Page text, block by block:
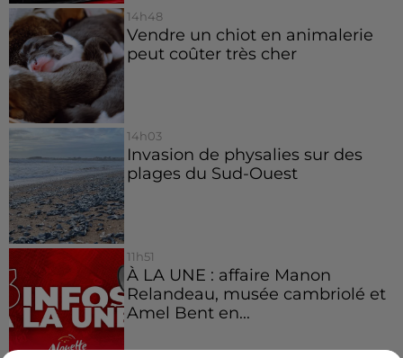
14h48
Vendre un chiot en animalerie
peut coûter très cher
14h03
Invasion de physalies sur des
plages du Sud-Ouest
11h51
À LA UNE : affaire Manon
Relandeau, musée cambriolé et
Amel Bent en...